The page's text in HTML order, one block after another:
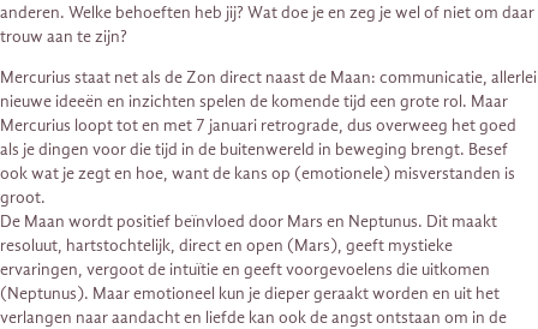
anderen. Welke behoeften heb jij? Wat doe je en zeg je wel of niet om daar
trouw aan te zijn?
Mercurius staat net als de Zon direct naast de Maan: communicatie, allerlei
nieuwe ideeën en inzichten spelen de komende tijd een grote rol. Maar
Mercurius loopt tot en met 7 januari retrograde, dus overweeg het goed
als je dingen voor die tijd in de buitenwereld in beweging brengt. Besef
ook wat je zegt en hoe, want de kans op (emotionele) misverstanden is
groot.
De Maan wordt positief beïnvloed door Mars en Neptunus. Dit maakt
resoluut, hartstochtelijk, direct en open (Mars), geeft mystieke
ervaringen, vergoot de intuïtie en geeft voorgevoelens die uitkomen
(Neptunus). Maar emotioneel kun je dieper geraakt worden en uit het
verlangen naar aandacht en liefde kan ook de angst ontstaan om in de